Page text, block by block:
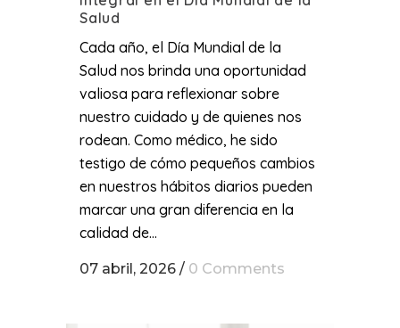
Salud
Cada año, el Día Mundial de la
Salud nos brinda una oportunidad
valiosa para reflexionar sobre
nuestro cuidado y de quienes nos
rodean. Como médico, he sido
testigo de cómo pequeños cambios
en nuestros hábitos diarios pueden
marcar una gran diferencia en la
calidad de...
07 abril, 2026 / 0 Comments